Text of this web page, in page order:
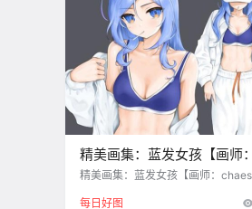
精美画集：蓝发女孩【画师：
chaesu】
精美画集：蓝发女孩【画师：
每日好图